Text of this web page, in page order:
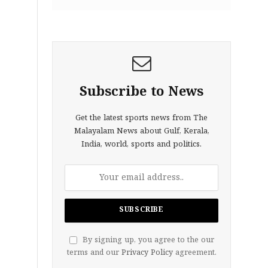
Subscribe to News
Get the latest sports news from The
Malayalam News about Gulf, Kerala,
India, world, sports and politics.
By signing up, you agree to the our
terms and our Privacy Policyagreement.